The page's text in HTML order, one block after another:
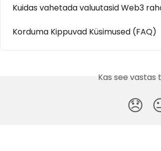
Kuidas vahetada valuutasid Web3
Korduma Kippuvad Küsimused (FAQ)
Kas see vastas
😞